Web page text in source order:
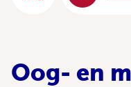
Oog- en